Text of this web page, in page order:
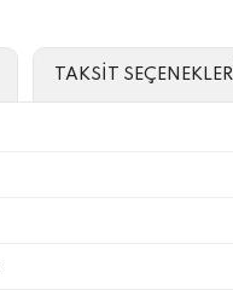
TAKSİT SEÇENEKLERİ